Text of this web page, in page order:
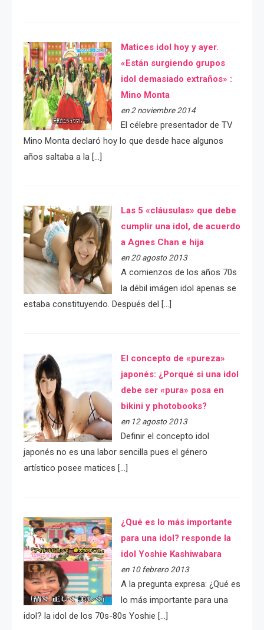
Matices idol hoy y ayer.
«Están surgiendo grupos
idol demasiado extraños» :
Mino Monta
en 2 noviembre 2014
El célebre presentador de TV
Mino Monta declaró hoy lo que desde hace algunos
años saltaba a la […]
Las 5 «cláusulas» que debe
cumplir una idol, de acuerdo
a Agnes Chan e hija
en 20 agosto 2013
A comienzos de los años 70s
la débil imágen idol apenas se
estaba constituyendo. Después del […]
El concepto de «pureza»
japonés: ¿Porqué si una idol
debe ser «pura» posa en
bikini y photobooks?
en 12 agosto 2013
Definir el concepto idol
japonés no es una labor sencilla pues el género
artístico posee matices […]
¿Qué es lo más importante
para una idol? responde la
idol Yoshie Kashiwabara
en 10 febrero 2013
A la pregunta expresa: ¿Qué es
lo más importante para una
idol? la idol de los 70s-80s Yoshie […]